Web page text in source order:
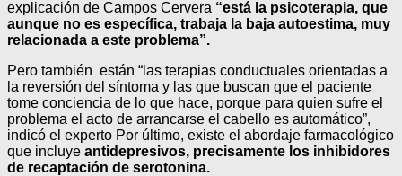
explicación de Campos Cervera “está la psicoterapia, que
aunque no es específica, trabaja la baja autoestima, muy
relacionada a este problema”.
Pero también están “las terapias conductuales orientadas a
la reversión del síntoma y las que buscan que el paciente
tome conciencia de lo que hace, porque para quien sufre el
problema el acto de arrancarse el cabello es automático”,
indicó el experto Por último, existe el abordaje farmacológico
que incluye antidepresivos, precisamente los inhibidores
de recaptación de serotonina.